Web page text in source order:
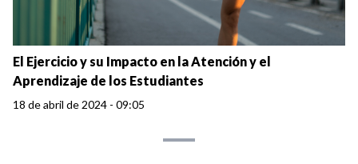
El Ejercicio y su Impacto en la Atención y el
Aprendizaje de los Estudiantes
18 de abril de 2024 - 09:05